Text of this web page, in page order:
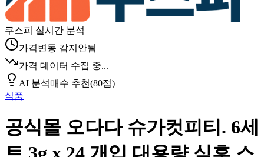
쿠스피 실시간 분석
가격변동 감지안됨
가격 데이터 수집 중...
AI 분석매수 추천(80점)
식품
공식몰 오다다 슈가컷피티. 6세